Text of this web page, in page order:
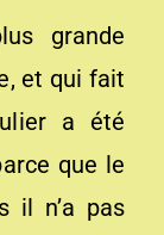
grande
et qui fait
a été
que le
il n’a pas